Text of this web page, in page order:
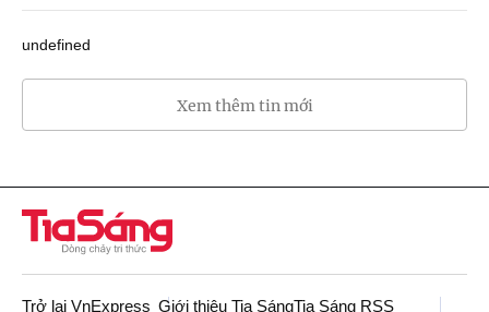
undefined
Xem thêm tin mới
Trở lại VnExpress Giới thiệu Tia SángTia Sáng RSS